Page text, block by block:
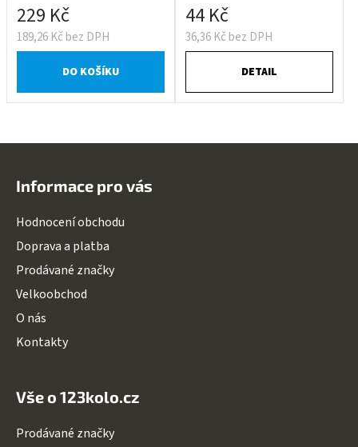
189,26 Kč bez DPH
229 Kč
DO KOŠÍKU
36,36 Kč bez DPH
44 Kč
DETAIL
Informace pro vás
Hodnocení obchodu
Doprava a platba
Prodávané značky
Velkoobchod
O nás
Kontakty
Vše o 123kolo.cz
Prodávané značky